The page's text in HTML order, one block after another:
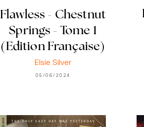
Flawless - Chestnut
Springs - Tome 1
(Edition Française)
Elsie Silver
05/06/2024